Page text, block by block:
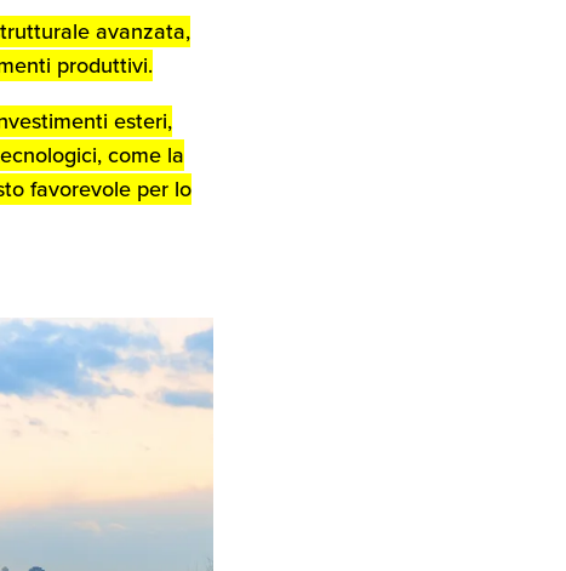
avanzata,
produttivi.
esteri,
come la
favorevole per lo